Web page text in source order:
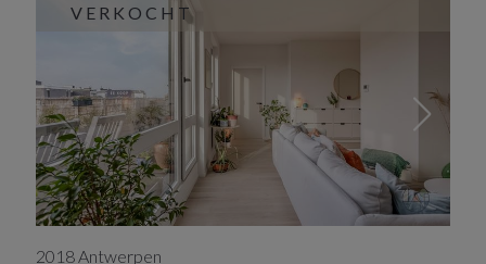
VERKOCHT
2018 Antwerpen